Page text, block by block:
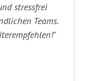
stressfrei
Teams.